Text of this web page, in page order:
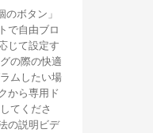
ボタン」
で自由ブロ
じて設定す
の際の快適
ムしたい場
から専用ド
てくださ
の説明ビデ